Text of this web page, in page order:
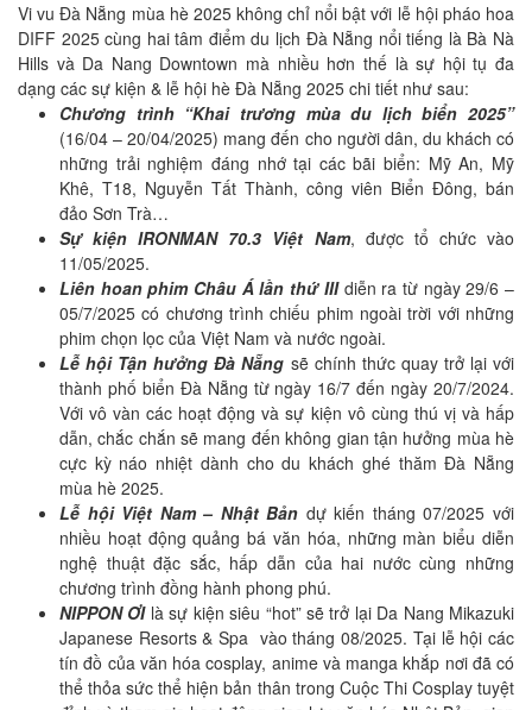
Vi vu Đà Nẵng mùa hè 2025 không chỉ nổi bật với lễ hội pháo hoa
DIFF 2025 cùng hai tâm điểm du lịch Đà Nẵng nổi tiếng là Bà Nà
Hills và Da Nang Downtown mà nhiều hơn thế là sự hội tụ đa
dạng các sự kiện & lễ hội hè Đà Nẵng 2025 chi tiết như sau:
Chương trình “Khai trương mùa du lịch biển 2025”
(16/04 – 20/04/2025) mang đến cho người dân, du khách có
những trải nghiệm đáng nhớ tại các bãi biển: Mỹ An, Mỹ
Khê, T18, Nguyễn Tất Thành, công viên Biển Đông, bán
đảo Sơn Trà…
Sự kiện IRONMAN 70.3 Việt Nam, được tổ chức vào
11/05/2025.
Liên hoan phim Châu Á lần thứ IIIdiễn ra từ ngày 29/6 –
05/7/2025 có chương trình chiếu phim ngoài trời với những
phim chọn lọc của Việt Nam và nước ngoài.
Lễ hội Tận hưởng Đà Nẵng sẽ chính thức quay trở lại với
thành phố biển Đà Nẵng từ ngày 16/7 đến ngày 20/7/2024.
Với vô vàn các hoạt động và sự kiện vô cùng thú vị và hấp
dẫn, chắc chắn sẽ mang đến không gian tận hưởng mùa hè
cực kỳ náo nhiệt dành cho du khách ghé thăm Đà Nẵng
mùa hè 2025.
Lễ hội Việt Nam – Nhật Bản dự kiến tháng 07/2025 với
nhiều hoạt động quảng bá văn hóa, những màn biểu diễn
nghệ thuật đặc sắc, hấp dẫn của hai nước cùng những
chương trình đồng hành phong phú.
NIPPON ƠIlà sự kiện siêu “hot” sẽ trở lại Da Nang Mikazuki
Japanese Resorts & Spa vào tháng 08/2025. Tại lễ hội các
tín đồ của văn hóa cosplay, anime và manga khắp nơi đã có
thể thỏa sức thể hiện bản thân trong Cuộc Thi Cosplay tuyệt